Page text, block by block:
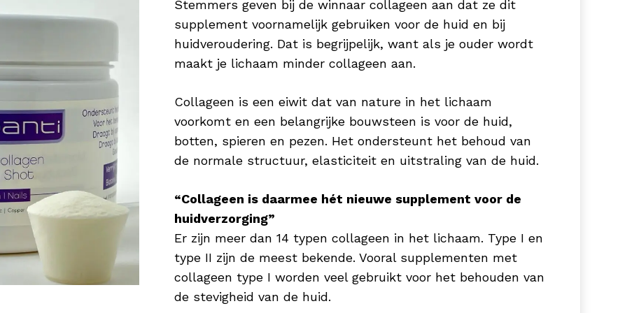
Zink voor Nagels
Zink is onderdeel van vele enzymen in het lichaam. Enzymen zijn stoffen die
nodig zijn om processen in het lichaam mogelijk te maken. Zink kan ontzettend
veel betekenen voor je haar. Het draagt bij tot de instandhouding van normaal
haar & nagels. Daarnaast is het goed voor haargroei en maakt het je haren &
nagels sterk en in topconditie Wie wil er nu niet vol & glanzend haar 😉
Koper voor Pigmentatie
Koper is een nuttig mineraal en heeft een positief resultaat op huid en haar.
Koper bevordert de normale pigmentatie van de huid én het haar.
Hyaluronzuur als Vochtinbrenger
Hyaluronzuur is booming! Verschillende verzorgingsproducten bieden het
geweldige bestandsdeel aan in serums en/of daghydratatie. Hyaluronzuur is een
stof die van nature voorkomt en tot 1.000 keer zijn gewicht in water kan dragen,
Stemmers geven bij de winnaar collageen aan dat ze dit
supplement voornamelijk gebruiken voor de huid en bij
huidveroudering. Dat is begrijpelijk, want als je ouder wordt
maakt je lichaam minder collageen aan.
Collageen is een eiwit dat van nature in het lichaam
voorkomt en een belangrijke bouwsteen is voor de huid,
botten, spieren en pezen. Het ondersteunt het behoud van
de normale structuur, elasticiteit en uitstraling van de huid.
“Collageen is daarmee hét nieuwe supplement voor de
huidverzorging”
Er zijn meer dan 14 typen collageen in het lichaam. Type I en
type II zijn de meest bekende. Vooral supplementen met
collageen type I worden veel gebruikt voor het behouden van
de stevigheid van de huid.